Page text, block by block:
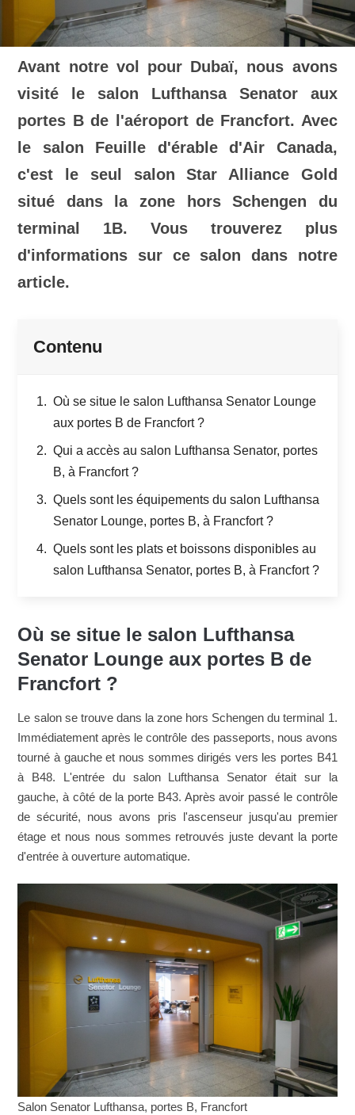
Avant notre vol pour Dubaï, nous avons
visité le salon Lufthansa Senator aux
portes B de l'aéroport de Francfort. Avec
le salon Feuille d'érable d'Air Canada,
c'est le seul salon Star Alliance Gold
situé dans la zone hors Schengen du
terminal 1B. Vous trouverez plus
d'informations sur ce salon dans notre
article.
Contenu
Où se situe le salon Lufthansa Senator Lounge
aux portes B de Francfort ?
Qui a accès au salon Lufthansa Senator, portes
B, à Francfort ?
Quels sont les équipements du salon Lufthansa
Senator Lounge, portes B, à Francfort ?
Quels sont les plats et boissons disponibles au
salon Lufthansa Senator, portes B, à Francfort ?
Où se situe le salon Lufthansa
Senator Lounge aux portes B de
Francfort ?
Le salon se trouve dans la zone hors Schengen du terminal 1.
Immédiatement après le contrôle des passeports, nous avons
tourné à gauche et nous sommes dirigés vers les portes B41
à B48. L'entrée du salon Lufthansa Senator était sur la
gauche, à côté de la porte B43. Après avoir passé le contrôle
de sécurité, nous avons pris l'ascenseur jusqu'au premier
étage et nous nous sommes retrouvés juste devant la porte
d'entrée à ouverture automatique.
Salon Senator Lufthansa, portes B, Francfort